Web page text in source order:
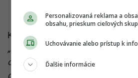
K materiálnym škodám väčšieho
„Môžeme však potvrdiť najmä
okolí záhrad rodinných domov a
dreviny,“
Personalizovaná reklama a
obsahu, prieskum cieľových
Uchovávanie alebo prístup k
Ďalšie informácie